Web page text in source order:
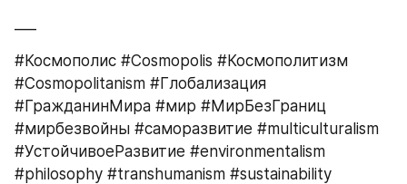
#Космополис #Cosmopolis #Космополитизм
#Cosmopolitanism #Глобализация
#ГражданинМира #мир #МирБезГраниц
#мирбезвойны #саморазвитие #multiculturalism
#УстойчивоеРазвитие #environmentalism
#philosophy #transhumanism #sustainability